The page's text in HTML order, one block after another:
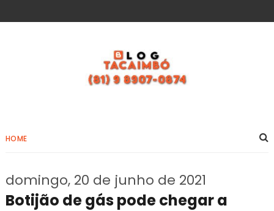
HOME
domingo, 20 de junho de 2021
Botijão de gás pode chegar a